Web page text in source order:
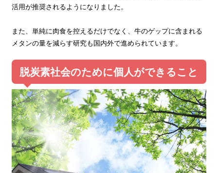
活用が推奨されるようになりました。
また、単純に肉食を控えるだけでなく、牛のゲップに含まれる
メタンの量を減らす研究も国内外で進められています。
脱炭素社会のために個人ができること